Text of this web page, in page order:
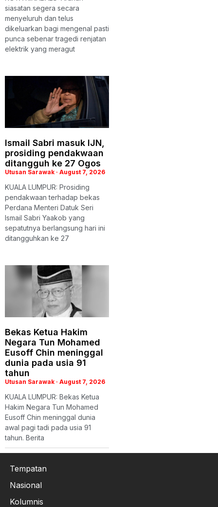
siasatan segera secara
menyeluruh dan telus
dikeluarkan bagi mengenal pasti
punca sebenar tragedi renjatan
elektrik yang meragut
Ismail Sabri masuk IJN,
prosiding pendakwaan
ditangguh ke 27 Ogos
Utusan Sarawak August 7, 2026
KUALA LUMPUR: Prosiding
pendakwaan terhadap bekas
Perdana Menteri Datuk Seri
Ismail Sabri Yaakob yang
sepatutnya berlangsung hari ini
ditangguhkan ke 27
Bekas Ketua Hakim
Negara Tun Mohamed
Eusoff Chin meninggal
dunia pada usia 91
tahun
Utusan Sarawak August 7, 2026
KUALA LUMPUR: Bekas Ketua
Hakim Negara Tun Mohamed
Eusoff Chin meninggal dunia
awal pagi tadi pada usia 91
tahun. Berita
Tempatan
Nasional
Kolumnis